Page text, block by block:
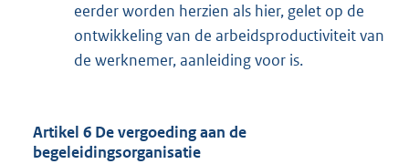
eerder worden herzien als hier, gelet op de
ontwikkeling van de arbeidsproductiviteit van
de werknemer, aanleiding voor is.
Artikel 6 De vergoeding aan de
begeleidingsorganisatie